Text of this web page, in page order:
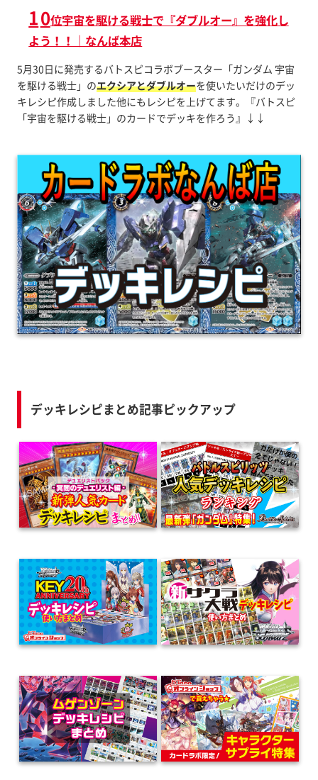
10位宇宙を駆ける戦士で『ダブルオー』を強化し
よう！！｜なんば本店
5月30日に発売するバトスピコラボブースター「ガンダム 宇宙
を駆ける戦士」のエクシアとダブルオーを使いたいだけのデッ
キレシピ作成しました他にもレシピを上げてます。『バトスピ
「宇宙を駆ける戦士」のカードでデッキを作ろう』↓↓
デッキレシピまとめ記事ピックアップ